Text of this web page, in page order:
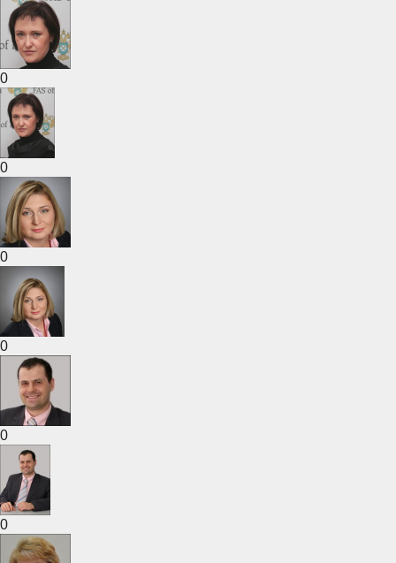
0
0
0
0
0
0